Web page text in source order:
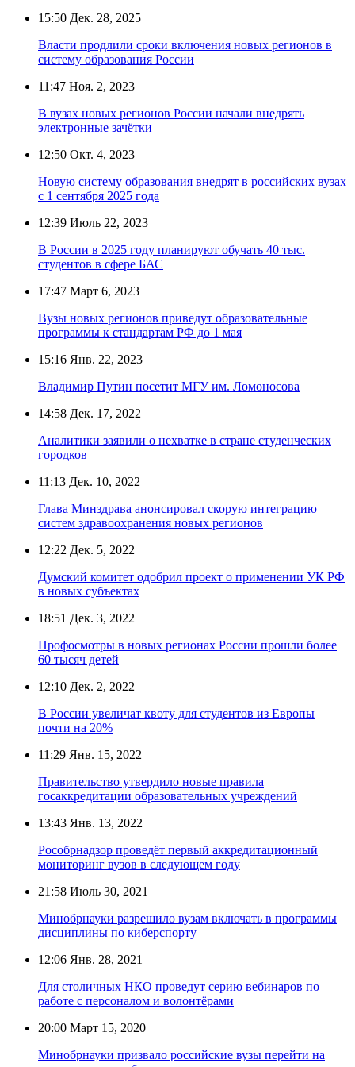
15:50 Дек. 28, 2025
Власти продлили сроки включения новых регионов в
систему образования России
11:47 Ноя. 2, 2023
В вузах новых регионов России начали внедрять
электронные зачётки
12:50 Окт. 4, 2023
Новую систему образования внедрят в российских вузах
с 1 сентября 2025 года
12:39 Июль 22, 2023
В России в 2025 году планируют обучать 40 тыс.
студентов в сфере БАС
17:47 Март 6, 2023
Вузы новых регионов приведут образовательные
программы к стандартам РФ до 1 мая
15:16 Янв. 22, 2023
Владимир Путин посетит МГУ им. Ломоносова
14:58 Дек. 17, 2022
Аналитики заявили о нехватке в стране студенческих
городков
11:13 Дек. 10, 2022
Глава Минздрава анонсировал скорую интеграцию
систем здравоохранения новых регионов
12:22 Дек. 5, 2022
Думский комитет одобрил проект о применении УК РФ
в новых субъектах
18:51 Дек. 3, 2022
Профосмотры в новых регионах России прошли более
60 тысяч детей
12:10 Дек. 2, 2022
В России увеличат квоту для студентов из Европы
почти на 20%
11:29 Янв. 15, 2022
Правительство утвердило новые правила
госаккредитации образовательных учреждений
13:43 Янв. 13, 2022
Рособрнадзор проведёт первый аккредитационный
мониторинг вузов в следующем году
21:58 Июль 30, 2021
Минобрнауки разрешило вузам включать в программы
дисциплины по киберспорту
12:06 Янв. 28, 2021
Для столичных НКО проведут серию вебинаров по
работе с персоналом и волонтёрами
20:00 Март 15, 2020
Минобрнауки призвало российские вузы перейти на